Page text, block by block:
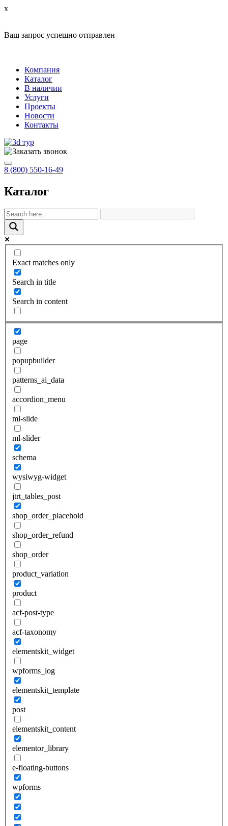
x
Ваш запрос успешно отправлен
Компания
Каталог
В наличии
Услуги
Проекты
Новости
Контакты
8 (800) 550-16-49
Каталог
Exact matches only
Search in title
Search in content
page
popupbuilder
patterns_ai_data
accordion_menu
ml-slide
ml-slider
schema
wysiwyg-widget
jtrt_tables_post
shop_order_placehold
shop_order_refund
shop_order
product_variation
product
acf-post-type
acf-taxonomy
elementskit_widget
wpforms_log
elementskit_template
post
elementskit_content
elementor_library
e-floating-buttons
wpforms